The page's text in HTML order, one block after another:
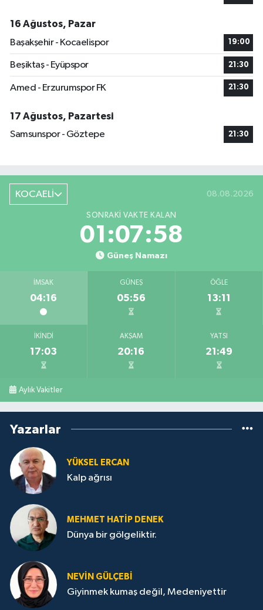
16 Ağustos, Pazar
Başakşehir - Kocaelispor
19:00
Beşiktaş - Eyüpspor 21:30
Amed - Erzurumspor FK 21:30
17 Ağustos, Pazartesi
Samsunspor - Göztepe
21:30
KOCAELİ 08.08.2026
SONRAKI VAKTE KALAN
01:07:58
Güneş Namazı
İMSAK
04:16
GÜNEŞ
05:56
ÖĞLE
13:11
İKINDI
17:03
AKŞAM
20:16
YATSI
21:49
Aylık Vakitler
Yazarlar
YÜKSEL ERCAN
Kalp ağrısı
MEHMET HATİP DENEK
Dünya bir gölgeliktir.
NEVİN GÜLÇEBİ
Giyinmek kumaş değil, Medeniyettir